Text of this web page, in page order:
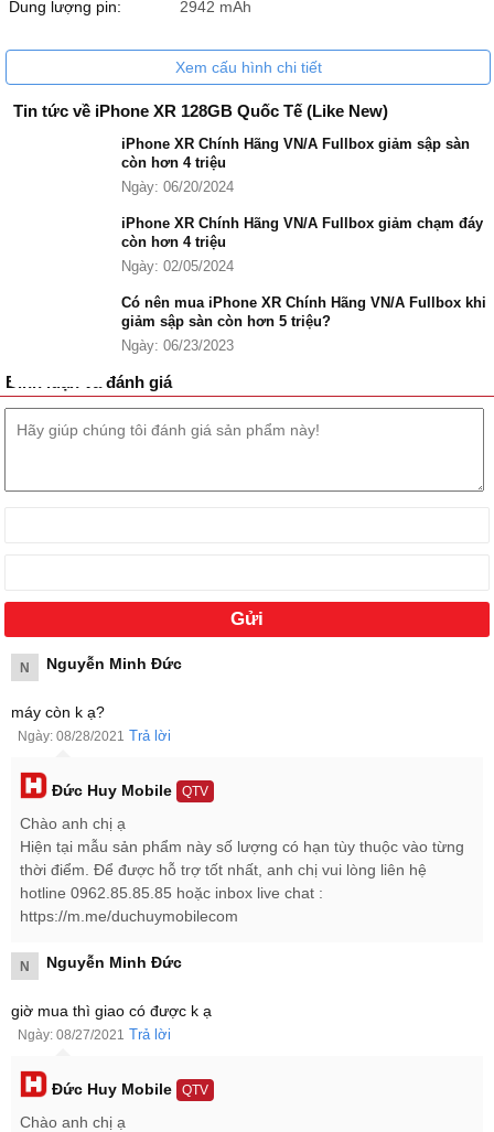
Dung lượng pin: 2942 mAh
Xem cấu hình chi tiết
Tin tức về iPhone XR 128GB Quốc Tế (Like New)
iPhone XR Chính Hãng VN/A Fullbox giảm sập sàn
còn hơn 4 triệu
Ngày: 06/20/2024
iPhone XR Chính Hãng VN/A Fullbox giảm chạm đáy
còn hơn 4 triệu
Ngày: 02/05/2024
Có nên mua iPhone XR Chính Hãng VN/A Fullbox khi
giảm sập sàn còn hơn 5 triệu?
Ngày: 06/23/2023
Bình luận và đánh giá
N Nguyễn Minh Đức
máy còn k ạ?
Ngày: 08/28/2021 Trả lời
Đức Huy Mobile QTV
Chào anh chị ạ
Hiện tại mẫu sản phẩm này số lượng có hạn tùy thuộc vào từng
thời điểm. Để được hỗ trợ tốt nhất, anh chị vui lòng liên hệ
hotline 0962.85.85.85 hoặc inbox live chat :
https://m.me/duchuymobilecom
N Nguyễn Minh Đức
giờ mua thì giao có được k ạ
Ngày: 08/27/2021 Trả lời
Đức Huy Mobile QTV
Chào anh chị ạ